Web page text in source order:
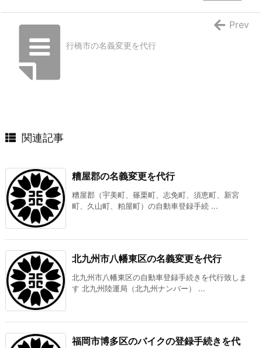
行橋市の名義変更を代行
Prev
関連記事
糟屋郡の名義変更を代行
糟屋郡（宇美町、篠栗町、志免町、須恵町、新宮
町、久山町、粕屋町）の自動車登録手続 ...
北九州市八幡東区の名義変更を代行
北九州市八幡東区の自動車登録手続きを代行致しま
す 北九州陸運局（北九州ナンバー） ...
福岡市博多区のバイクの登録手続きを代